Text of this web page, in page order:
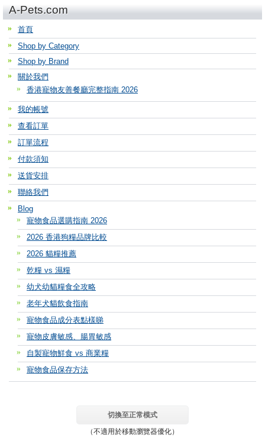
A-Pets.com
首頁
Shop by Category
Shop by Brand
關於我們
香港寵物友善餐廳完整指南 2026
我的帳號
查看訂單
訂單流程
付款須知
送貨安排
聯絡我們
Blog
寵物食品選購指南 2026
2026 香港狗糧品牌比較
2026 貓糧推薦
乾糧 vs 濕糧
幼犬幼貓糧食全攻略
老年犬貓飲食指南
寵物食品成分表點樣睇
寵物皮膚敏感、腸胃敏感
自製寵物鮮食 vs 商業糧
寵物食品保存方法
切換至正常模式
（不適用於移動瀏覽器優化）